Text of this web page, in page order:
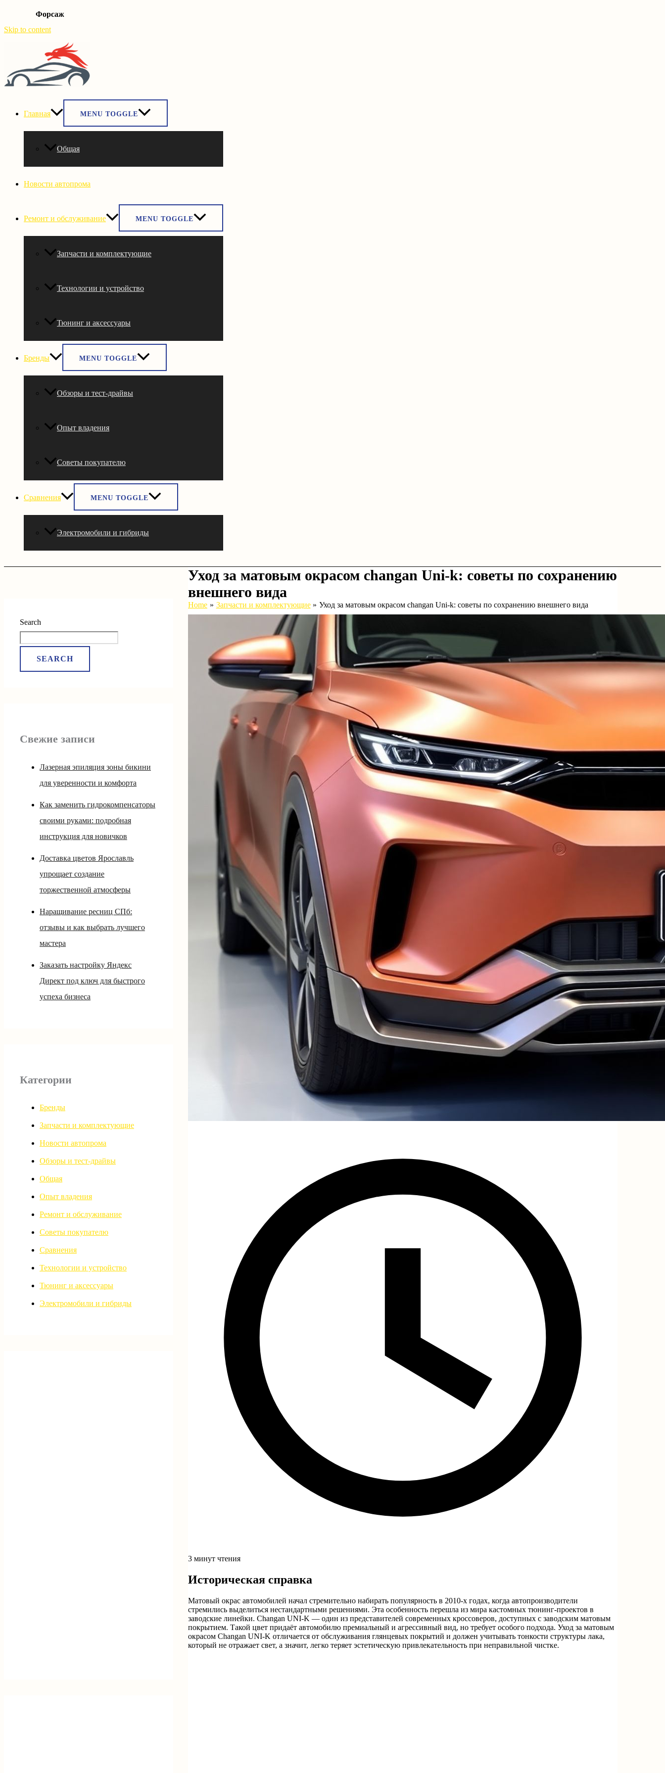
Форсаж
Skip to content
Главная MENU TOGGLE
Общая
Новости автопрома
Ремонт и обслуживание MENU TOGGLE
Запчасти и комплектующие
Технологии и устройство
Тюнинг и аксессуары
Бренды MENU TOGGLE
Обзоры и тест-драйвы
Опыт владения
Советы покупателю
Сравнения MENU TOGGLE
Электромобили и гибриды
Search
SEARCH
Свежие записи
Лазерная эпиляция зоны бикини
для уверенности и комфорта
Как заменить гидрокомпенсаторы
своими руками: подробная
инструкция для новичков
Доставка цветов Ярославль
упрощает создание
торжественной атмосферы
Наращивание ресниц СПб:
отзывы и как выбрать лучшего
мастера
Заказать настройку Яндекс
Директ под ключ для быстрого
успеха бизнеса
Категории
Бренды
Запчасти и комплектующие
Новости автопрома
Обзоры и тест-драйвы
Общая
Опыт владения
Ремонт и обслуживание
Советы покупателю
Сравнения
Технологии и устройство
Тюнинг и аксессуары
Электромобили и гибриды
Уход за матовым окрасом changan Uni-k: советы по сохранению
внешнего вида
Home Запчасти и комплектующие Уход за матовым окрасом changan Uni-k: советы по сохранению внешнего вида
3 минут чтения
Историческая справка
Матовый окрас автомобилей начал стремительно набирать популярность в 2010-х годах, когда автопроизводители
стремились выделиться нестандартными решениями. Эта особенность перешла из мира кастомных тюнинг-проектов в
заводские линейки. Changan UNI-K — один из представителей современных кроссоверов, доступных с заводским матовым
покрытием. Такой цвет придаёт автомобилю премиальный и агрессивный вид, но требует особого подхода. Уход за матовым
окрасом Changan UNI-K отличается от обслуживания глянцевых покрытий и должен учитывать тонкости структуры лака,
который не отражает свет, а значит, легко теряет эстетическую привлекательность при неправильной чистке.